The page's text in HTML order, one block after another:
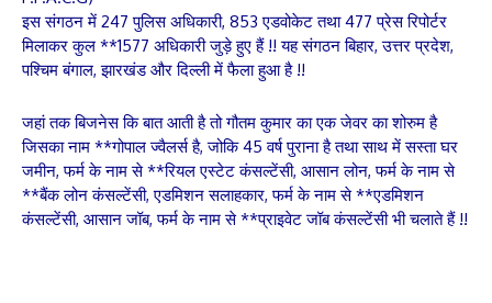
इस संगठन में 247 पुलिस अधिकारी, 853 एडवोकेट तथा 477 प्रेस रिपोर्टर
मिलाकर कुल **1577 अधिकारी जुड़े हुए हैं !! यह संगठन बिहार, उत्तर प्रदेश,
पश्चिम बंगाल, झारखंड और दिल्ली में फैला हुआ है !!
जहां तक बिजनेस कि बात आती है तो गौतम कुमार का एक जेवर का शोरुम है
जिसका नाम **गोपाल ज्वैलर्स है, जोकि 45 वर्ष पुराना है तथा साथ में सस्ता घर
जमीन, फर्म के नाम से **रियल एस्टेट कंसल्टेंसी, आसान लोन, फर्म के नाम से
**बैंक लोन कंसल्टेंसी, एडमिशन सलाहकार, फर्म के नाम से **एडमिशन
कंसल्टेंसी, आसान जॉब, फर्म के नाम से **प्राइवेट जॉब कंसल्टेंसी भी चलाते हैं !!